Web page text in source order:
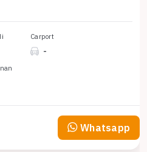
Carport
-
Whatsapp